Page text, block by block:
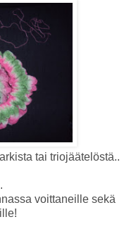
tai triojäätelöstä..
voittaneille sekä